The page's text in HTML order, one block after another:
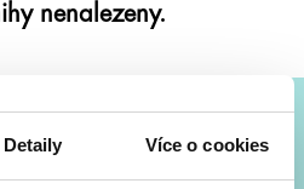
Detaily Více o cookies
nenalezeny.